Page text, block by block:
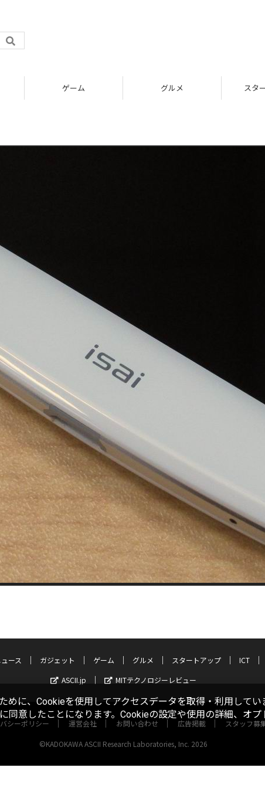
ゲーム グルメ スタ
ース ガジェット ゲーム グルメ スタートアップ ICT
ASCII.jp
MITテクノロジーレビュー
シーポリシー 運営会社 お問い合わせ 広告掲載 スタッフ募
©KADOKAWA ASCII Research Laboratories, Inc. 2026
めに、Cookieを使用してアクセスデータを取得・利用してい
同意したことになります。Cookieの設定や使用の詳細、オプ